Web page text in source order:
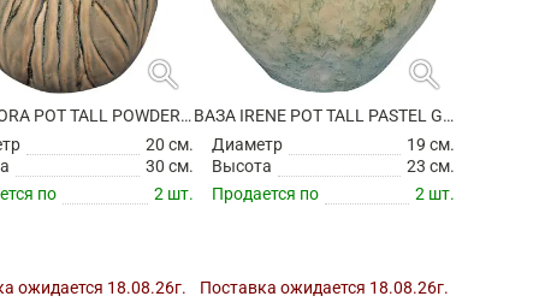
search
ВАЗА FLORA POT TALL POWDER TAUPE
20 см.
30 см.
по
2 шт.
ожидается 18.08.26г.
search
ВАЗА IRENE POT TALL PASTEL GREEN
Диаметр
19 см.
Высота
23 см.
Продается по
2 шт.
Поставка ожидается 18.08.26г.